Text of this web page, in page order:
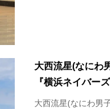
大西流星(なにわ
『横浜ネイバー
大西流星(なにわ男